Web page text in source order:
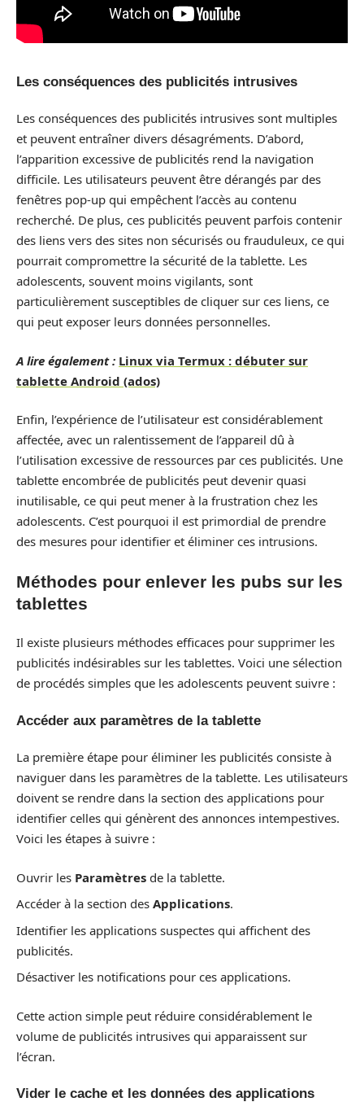
Les conséquences des publicités intrusives
Les conséquences des publicités intrusives sont multiples
et peuvent entraîner divers désagréments. D’abord,
l’apparition excessive de publicités rend la navigation
difficile. Les utilisateurs peuvent être dérangés par des
fenêtres pop-up qui empêchent l’accès au contenu
recherché. De plus, ces publicités peuvent parfois contenir
des liens vers des sites non sécurisés ou frauduleux, ce qui
pourrait compromettre la sécurité de la tablette. Les
adolescents, souvent moins vigilants, sont
particulièrement susceptibles de cliquer sur ces liens, ce
qui peut exposer leurs données personnelles.
A lire également : Linux via Termux : débuter sur
tablette Android (ados)
Enfin, l’expérience de l’utilisateur est considérablement
affectée, avec un ralentissement de l’appareil dû à
l’utilisation excessive de ressources par ces publicités. Une
tablette encombrée de publicités peut devenir quasi
inutilisable, ce qui peut mener à la frustration chez les
adolescents. C’est pourquoi il est primordial de prendre
des mesures pour identifier et éliminer ces intrusions.
Méthodes pour enlever les pubs sur les
tablettes
Il existe plusieurs méthodes efficaces pour supprimer les
publicités indésirables sur les tablettes. Voici une sélection
de procédés simples que les adolescents peuvent suivre :
Accéder aux paramètres de la tablette
La première étape pour éliminer les publicités consiste à
naviguer dans les paramètres de la tablette. Les utilisateurs
doivent se rendre dans la section des applications pour
identifier celles qui génèrent des annonces intempestives.
Voici les étapes à suivre :
Ouvrir les Paramètres de la tablette.
Accéder à la section des Applications.
Identifier les applications suspectes qui affichent des
publicités.
Désactiver les notifications pour ces applications.
Cette action simple peut réduire considérablement le
volume de publicités intrusives qui apparaissent sur
l’écran.
Vider le cache et les données des applications